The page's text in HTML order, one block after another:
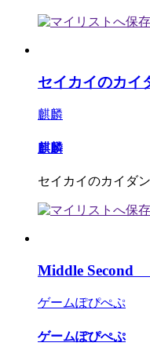
セイカイのカイ
麒麟
麒麟
セイカイのカイダン
Middle Second
ゲームぽぴぺぷ
ゲームぽぴぺぷ